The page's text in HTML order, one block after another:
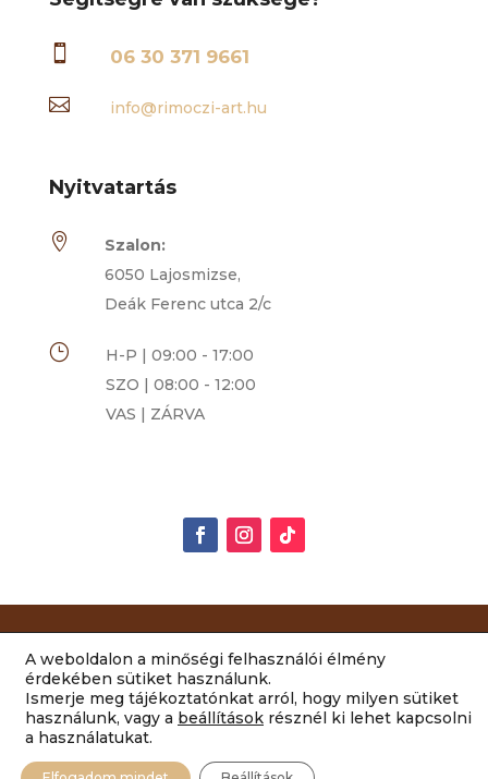
 06 30 371 9661
 info@rimoczi-art.hu
Nyitvatartás

Szalon:
6050 Lajosmizse,
Deák Ferenc utca 2/c
}
H-P | 09:00 - 17:00
SZO | 08:00 - 12:00
VAS | ZÁRVA
2022 Minden jog fenntartva |
Adatvédelem|Impresszum
A weboldalon a minőségi felhasználói élmény
érdekében sütiket használunk.
Ismerje meg tájékoztatónkat arról, hogy milyen sütiket
használunk, vagy a beállítások résznél ki lehet kapcsolni
a használatukat.